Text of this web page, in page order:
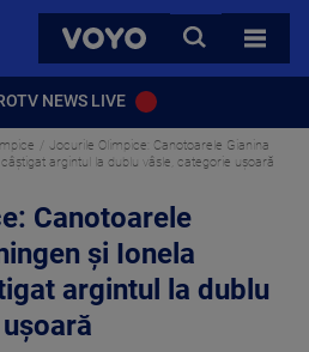
VOYO
CAUTA
TOATE
NEWS LIVE
Jocurile Olimpice: Canotoarele Gianina
argintul la dublu vâsle, categorie uşoară
Canotoarele
și Ionela
argintul la dublu